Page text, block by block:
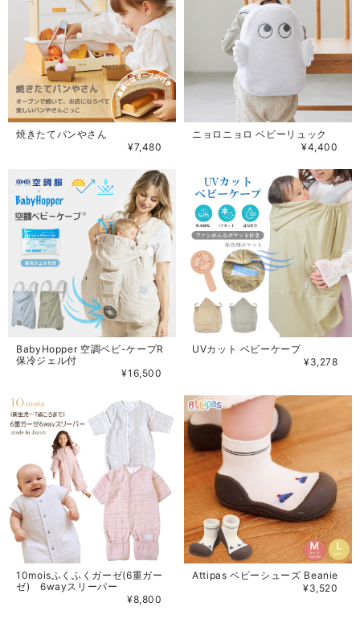
焼きたてパンやさん
¥7,480
ニョロニョロ ベビーリュック
¥4,400
BabyHopper 空調ベビ-ケープR
保冷ジェル付
¥16,500
UVカット ベビーケープ
¥3,278
10moisふくふくガーゼ(6重ガー
ゼ) 6wayスリーパー
¥8,800
Attipas ベビーシューズ Beanie
¥3,520